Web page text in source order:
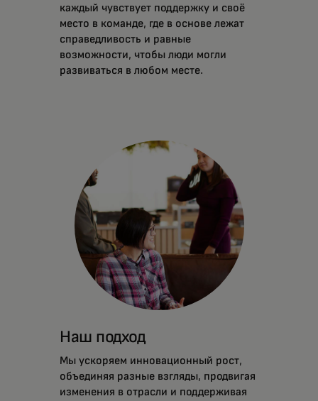
каждый чувствует поддержку и своё
место в команде, где в основе лежат
справедливость и равные
возможности, чтобы люди могли
развиваться в любом месте.
Наш подход
Мы ускоряем инновационный рост,
объединяя разные взгляды, продвигая
изменения в отрасли и поддерживая